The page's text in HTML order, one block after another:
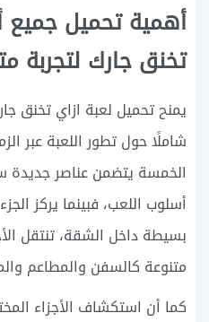
أهمية تحميل جميع
تخنق جارك لتجربة
شاملًا حول تطور اللعبة عبر
الخمسة يتضمن عناصر جديدة
أسلوب اللعب، فبينما يركز
بسيطة داخل الشقة، تنتقل
متنوعة كالسفن والمطاعم
كما أن استكشاف الأجزاء